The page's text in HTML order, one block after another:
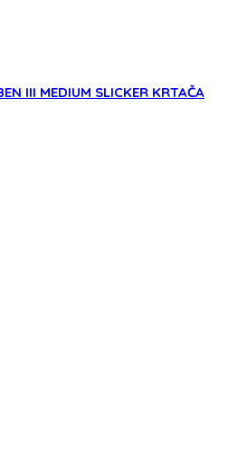
III MEDIUM SLICKER KRTAČA